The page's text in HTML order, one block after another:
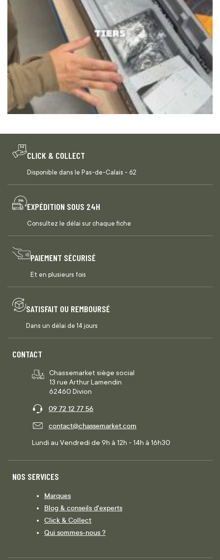
CLICK & COLLECT
Disponible dans le Pas-de-Calais - 62
EXPÉDITION SOUS 24H
Consultez le délai sur chaque fiche
PAIEMENT SÉCURISÉ
Et en plusieurs fois
SATISFAIT OU REMBOURSÉ
Dans un délai de 14 jours
CONTACT
Chassemarket siège social
13 rue Arthur Lamendin
62460 Divion
09 72 12 77 56
contact@chassemarket.com
Lundi au Vendredi de 9h à 12h - 14h à 16h30
NOS SERVICES
Marques
Blog & conseils d'experts
Click & Collect
Qui sommes-nous ?